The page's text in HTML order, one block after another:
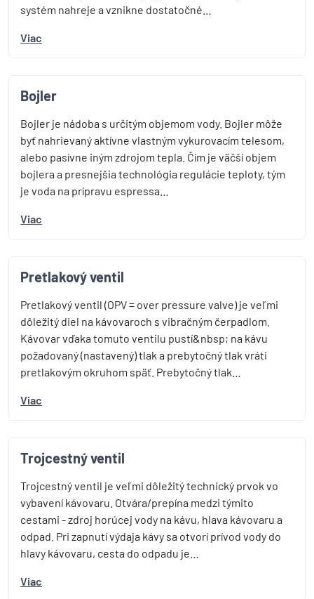
systém nahreje a vznikne dostatočné…
Viac
Bojler
Bojler je nádoba s určitým objemom vody. Bojler môže
byť nahrievaný aktívne vlastným vykurovacím telesom,
alebo pasívne iným zdrojom tepla. Čím je väčší objem
bojlera a presnejšia technológia regulácie teploty, tým
je voda na prípravu espressa…
Viac
Pretlakový ventil
Pretlakový ventil (OPV = over pressure valve) je veľmi
dôležitý diel na kávovaroch s vibračným čerpadlom.
Kávovar vďaka tomuto ventilu pustí&nbsp; na kávu
požadovaný (nastavený) tlak a prebytočný tlak vráti
pretlakovým okruhom späť. Prebytočný tlak…
Viac
Trojcestný ventil
Trojcestný ventil je veľmi dôležitý technický prvok vo
vybavení kávovaru. Otvára/prepína medzi týmito
cestami - zdroj horúcej vody na kávu, hlava kávovaru a
odpad. Pri zapnutí výdaja kávy sa otvorí prívod vody do
hlavy kávovaru, cesta do odpadu je…
Viac